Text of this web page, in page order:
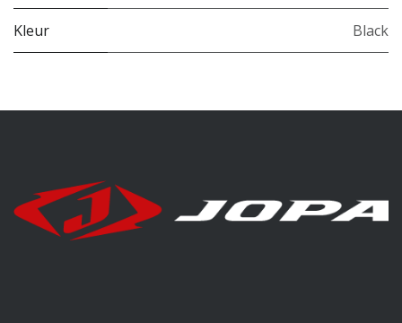
Kleur Black